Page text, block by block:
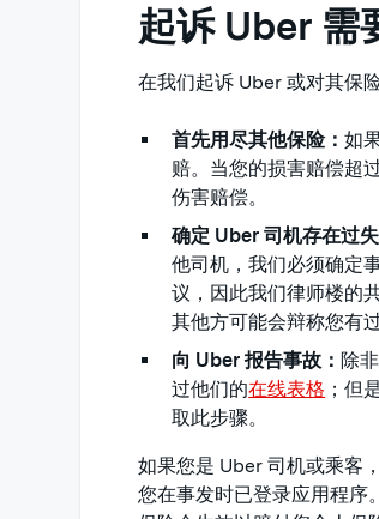
起诉 Uber 需
在我们起诉 Uber 或对其保
首先用尽其他保险：如
赔。当您的损害赔偿超
伤害赔偿。
确定 Uber 司机存在过
他司机，我们必须确定
议，因此我们律师楼的
其他方可能会辩称您有
向 Uber 报告事故： 除
过他们的在线表格 ；但
取此步骤。
如果您是 Uber 司机或乘客
您在事发时已登录应用程序